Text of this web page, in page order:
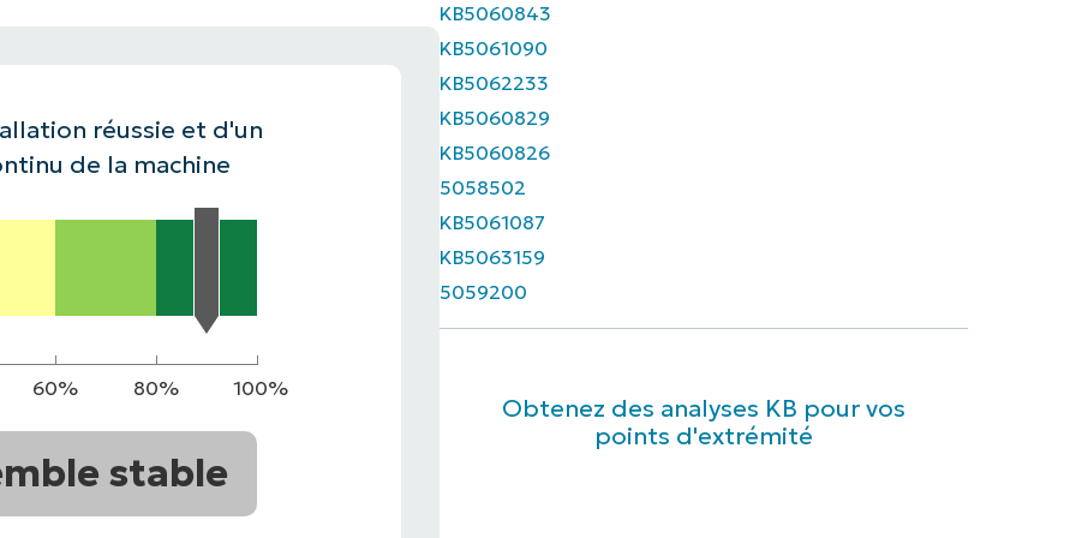
réussie et d'un
de la machine
60% 80% 100%
stable
KB5060843
KB5061090
KB5062233
KB5060829
KB5060826
5058502
KB5061087
KB5063159
5059200
Obtenez des analyses KB pour vos
points d'extrémité